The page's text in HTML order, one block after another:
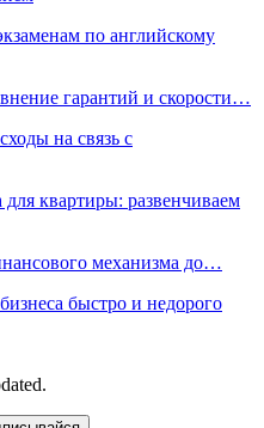
по английскому
гарантий и скорости…
на связь с
квартиры: развенчиваем
механизма до…
быстро и недорого